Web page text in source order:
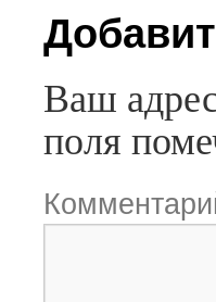
Ваш
поля